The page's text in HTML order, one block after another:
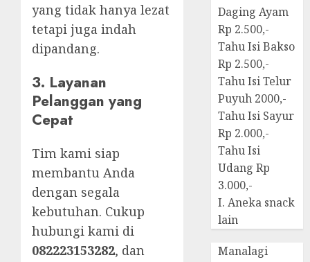
yang tidak hanya lezat
tetapi juga indah
dipandang.
3. Layanan
Pelanggan yang
Cepat
Tim kami siap
membantu Anda
dengan segala
kebutuhan. Cukup
hubungi kami di
082223153282, dan
Daging Ayam
Rp 2.500,-
Tahu Isi Bakso
Rp 2.500,-
Tahu Isi Telur
Puyuh 2000,-
Tahu Isi Sayur
Rp 2.000,-
Tahu Isi
Udang Rp
3.000,-
I. Aneka snack
lain
Manalagi